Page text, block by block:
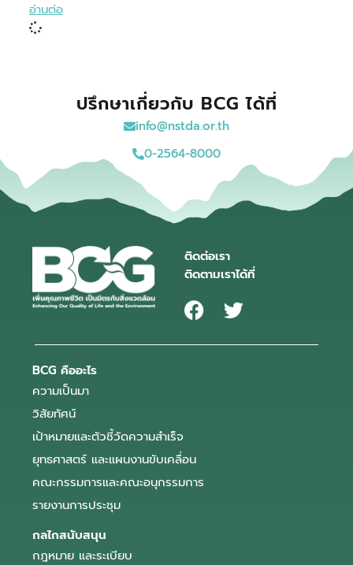
อ่านต่อ
ปรึกษาเกี่ยวกับ BCG ได้ที่
info@nstda.or.th
0-2564-8000
ติดต่อเรา
ติดตามเราได้ที่
BCG คืออะไร
ความเป็นมา
วิสัยทัศน์
เป้าหมายและตัวชี้วัดความสำเร็จ
ยุทธศาสตร์ และแผนงานขับเคลื่อน
คณะกรรมการและคณะอนุกรรมการ
รายงานการประชุม
กลไกสนับสนุน
กฎหมาย และระเบียบ